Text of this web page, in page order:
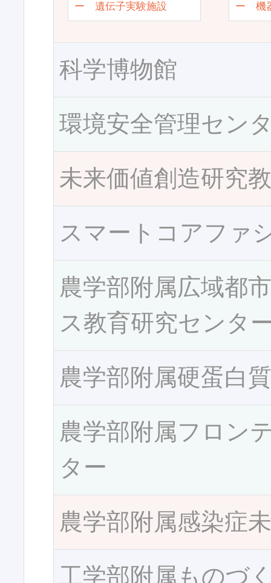
ー 遺伝子実験施設
ー 機
科学博物館
環境安全管理セン
未来価値創造研究
スマートコアファ
農学部附属広域都
ス教育研究センタ
農学部附属硬蛋白
農学部附属フロン
ター
農学部附属感染症
工学部附属ものづ